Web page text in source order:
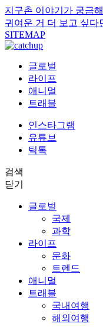
지구촌 이야기가 궁금
귀여운 거 더 보고 싶다
SITEMAP
글로벌
라이프
애니멀
트래블
인스타그램
유튜브
틱톡
검색
닫기
글로벌
국제
과학
라이프
문화
트렌드
애니멀
트래블
국내여행
해외여행